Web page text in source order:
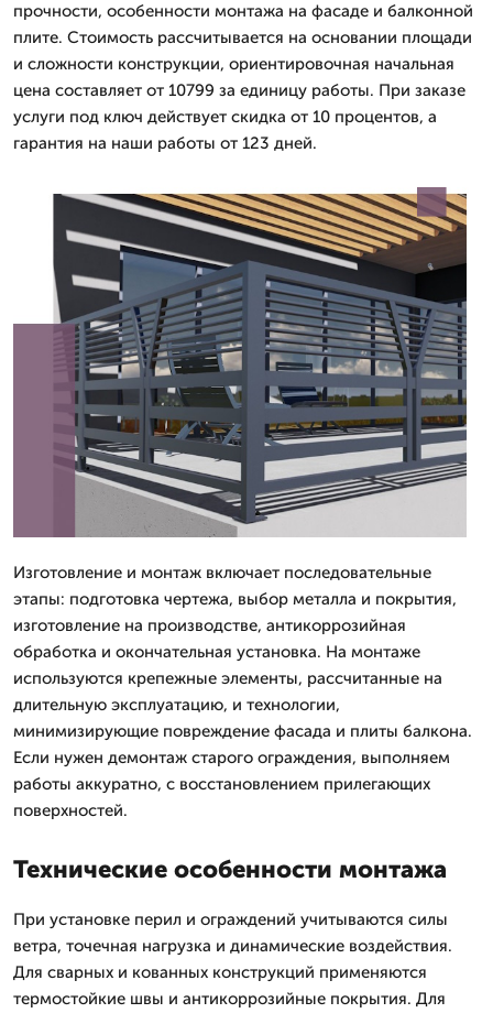
прочности, особенности монтажа на фасаде и балконной
плите. Стоимость рассчитывается на основании площади
и сложности конструкции, ориентировочная начальная
цена составляет от 10799 за единицу работы. При заказе
услуги под ключ действует скидка от 10 процентов, а
гарантия на наши работы от 123 дней.
Изготовление и монтаж включает последовательные
этапы: подготовка чертежа, выбор металла и покрытия,
изготовление на производстве, антикоррозийная
обработка и окончательная установка. На монтаже
используются крепежные элементы, рассчитанные на
длительную эксплуатацию, и технологии,
минимизирующие повреждение фасада и плиты балкона.
Если нужен демонтаж старого ограждения, выполняем
работы аккуратно, с восстановлением прилегающих
поверхностей.
Технические особенности монтажа
При установке перил и ограждений учитываются силы
ветра, точечная нагрузка и динамические воздействия.
Для сварных и кованных конструкций применяются
термостойкие швы и антикоррозийные покрытия. Для